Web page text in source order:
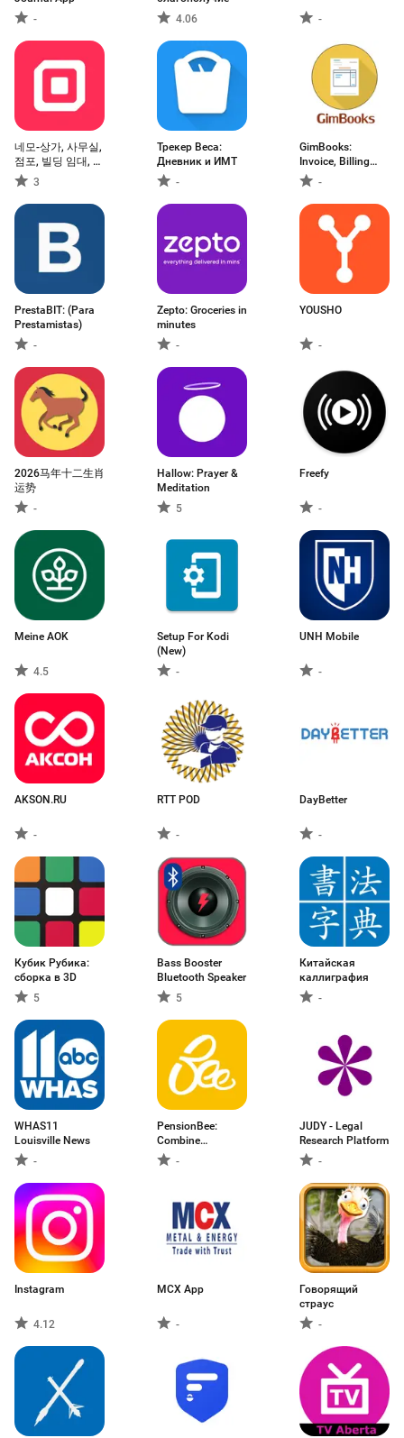
-
4.06
-
네모-상가, 사무실,
점포, 빌딩 임대, 매
매 구하기
3
Трекер Веса:
Дневник и ИМТ
-
GimBooks:
Invoice, Billing
App -
PrestaBIT: (Para
Prestamistas)
-
Zepto: Groceries in
minutes
-
YOUSHO
-
2026马年十二生肖
运势
-
Hallow: Prayer &
Meditation
5
Freefy
-
Meine AOK
4.5
Setup For Kodi
(New)
-
UNH Mobile
-
AKSON.RU
-
RTT POD
-
DayBetter
-
Кубик Рубика:
сборка в 3D
5
Bass Booster
Bluetooth Speaker
5
Китайская
каллиграфия
-
WHAS11
Louisville News
-
PensionBee:
Combine
Pensions
-
JUDY - Legal
Research Platform
-
Instagram
4.12
MCX App
-
Говорящий
страус
-